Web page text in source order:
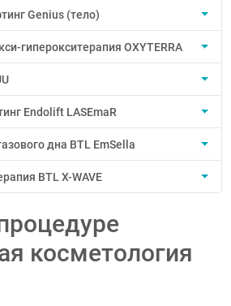
Genius (тело)
гиперокситерапия OXYTERRA
Endolift LASEmaR
дна BTL EmSella
BTL X-WAVE
косметология